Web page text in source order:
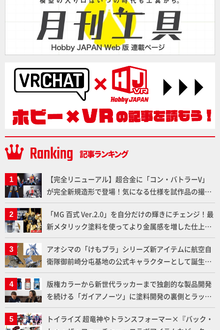
【完全リニューアル】超合金に「コン・バトラーV」
が完全新規造形で登場！気になる仕様を試作品の撮り
下ろしでご紹介!!さらに「大鉄人17」＆「ワンエイ
ト」セット情報もお届け！【超合金の魂】
「MG 百式 Ver.2.0」を自分だけの輝きにチェンジ！最
新メタリック塗料を使ってより金属感を増した仕上が
りに!!【試し読み】
アオシマの「けもプラ」シリーズ新アイテムに航空自
衛隊御前崎分屯基地の公式キャラクターとして誕生し
た「おまねこ」が着任！けもプラ公式サイト限定版と
通常版の2ラインで発売！
版権カラーから新世代ラッカーまで独創的な製品開発
を続ける「ガイアノーツ」に塗料開発の裏側とラッカ
ー塗料の未来についてインタビュー！
トイライズ 超竜神やトランスフォーマー×『バック・